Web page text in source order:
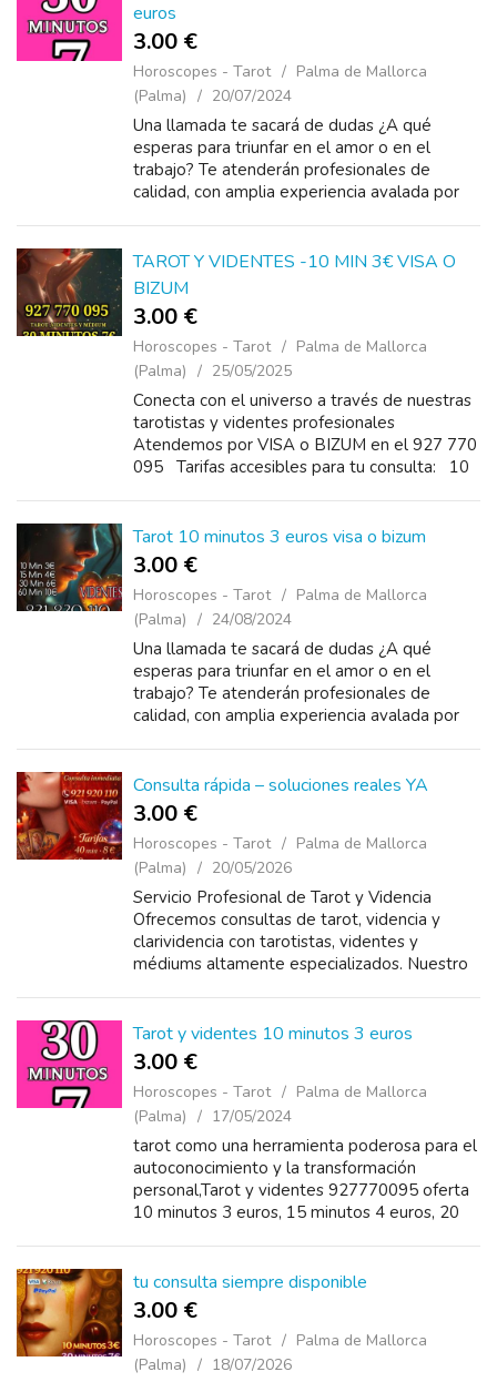
euros
3.00 €
Horoscopes - Tarot
Palma de Mallorca
(Palma)
20/07/2024
Una llamada te sacará de dudas ¿A qué
esperas para triunfar en el amor o en el
trabajo? Te atenderán profesionales de
calidad, con amplia experiencia avalada por
TAROT Y VIDENTES -10 MIN 3€ VISA O
BIZUM
3.00 €
Horoscopes - Tarot
Palma de Mallorca
(Palma)
25/05/2025
Conecta con el universo a través de nuestras
tarotistas y videntes profesionales
Atendemos por VISA o BIZUM en el 927 770
095 Tarifas accesibles para tu consulta: 10
Tarot 10 minutos 3 euros visa o bizum
3.00 €
Horoscopes - Tarot
Palma de Mallorca
(Palma)
24/08/2024
Una llamada te sacará de dudas ¿A qué
esperas para triunfar en el amor o en el
trabajo? Te atenderán profesionales de
calidad, con amplia experiencia avalada por
Consulta rápida – soluciones reales YA
3.00 €
Horoscopes - Tarot
Palma de Mallorca
(Palma)
20/05/2026
Servicio Profesional de Tarot y Videncia
Ofrecemos consultas de tarot, videncia y
clarividencia con tarotistas, videntes y
médiums altamente especializados. Nuestro
Tarot y videntes 10 minutos 3 euros
3.00 €
Horoscopes - Tarot
Palma de Mallorca
(Palma)
17/05/2024
tarot como una herramienta poderosa para el
autoconocimiento y la transformación
personal,Tarot y videntes 927770095 oferta
10 minutos 3 euros, 15 minutos 4 euros, 20
tu consulta siempre disponible
3.00 €
Horoscopes - Tarot
Palma de Mallorca
(Palma)
18/07/2026